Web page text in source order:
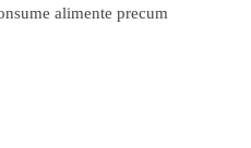
alimente precum